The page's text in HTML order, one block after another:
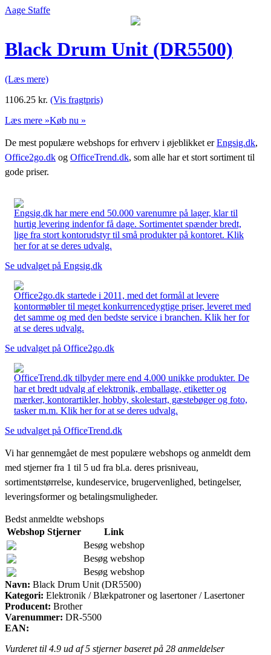
Aage Staffe
Black Drum Unit (DR5500)
(Læs mere)
1106.25 kr. (Vis fragtpris)
Læs mere »Køb nu »
De mest populære webshops for erhverv i øjeblikket erEngsig.dk,
Office2go.dk og OfficeTrend.dk, som alle har et stort sortiment til
gode priser.
Engsig.dk har mere end 50.000 varenumre på lager, klar til
hurtig levering indenfor få dage. Sortimentet spænder bredt,
lige fra stort kontorudstyr til små produkter på kontoret. Klik
her for at se deres udvalg.
Se udvalget på Engsig.dk
Office2go.dk startede i 2011, med det formål at levere
kontormøbler til meget konkurrencedygtige priser, leveret med
det samme og med den bedste service i branchen. Klik her for
at se deres udvalg.
Se udvalget på Office2go.dk
OfficeTrend.dk tilbyder mere end 4.000 unikke produkter. De
har et bredt udvalg af elektronik, emballage, etiketter og
mærker, kontorartikler, hobby, skolestart, gæstebøger og foto,
tasker m.m. Klik her for at se deres udvalg.
Se udvalget på OfficeTrend.dk
Vi har gennemgået de mest populære webshops og anmeldt dem
med stjerner fra 1 til 5 ud fra bl.a. deres prisniveau,
sortimentstørrelse, kundeservice, brugervenlighed, betingelser,
leveringsformer og betalingsmuligheder.
Bedst anmeldte webshops
Webshop Stjerner
Link
Besøg webshop
Besøg webshop
Besøg webshop
Navn: Black Drum Unit (DR5500)
Kategori: Elektronik / Blækpatroner og lasertoner / Lasertoner
Producent: Brother
Varenummer: DR-5500
EAN:
Vurderet til 4.9 ud af 5 stjerner baseret på 28 anmeldelser